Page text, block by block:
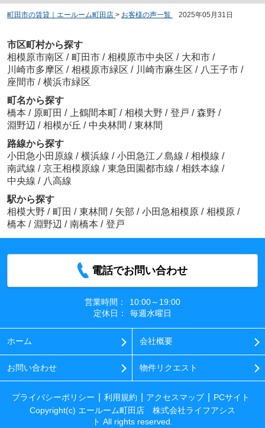
町田市の賃貸｜エールーム町田店 > お客様の声一覧 2025年05月31日
市区町村から探す
相模原市南区 / 町田市 / 相模原市中央区 / 大和市 /
川崎市多摩区 / 相模原市緑区 / 川崎市麻生区 / 八王子市 /
座間市 / 横浜市緑区
町名から探す
橋本 / 原町田 / 上鶴間本町 / 相模大野 / 登戸 / 森野 /
淵野辺 / 相模が丘 / 中央林間 / 東林間
路線から探す
小田急小田原線 / 横浜線 / 小田急江ノ島線 / 相模線 /
南武線 / 京王相模原線 / 東急田園都市線 / 相鉄本線 /
中央線 / 八高線
駅から探す
相模大野 / 町田 / 東林間 / 矢部 / 小田急相模原 / 相模原 /
橋本 / 淵野辺 / 南橋本 / 登戸
電話でお問い合わせ
営業時間：
10:00～19:00
定休日：
毎週水曜日
ホーム 会社概要
お問い合わせ 物件リクエスト
プライバシーポリシー 利用規約 アクセスマップ
PCサイト
Copyright(c) エールーム町田店 株式会社ライフアシス
ト All rights reserved.